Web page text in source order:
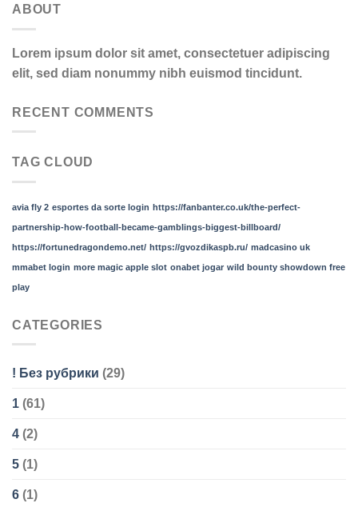
ABOUT
Lorem ipsum dolor sit amet, consectetuer adipiscing
elit, sed diam nonummy nibh euismod tincidunt.
RECENT COMMENTS
TAG CLOUD
avia fly 2 esportes da sorte login https://fanbanter.co.uk/the-perfect-
partnership-how-football-became-gamblings-biggest-billboard/
https://fortunedragondemo.net/ https://gvozdikaspb.ru/ madcasino uk
mmabet login more magic apple slot onabet jogar wild bounty showdown free
play
CATEGORIES
! Без рубрики (29)
1 (61)
4 (2)
5 (1)
6 (1)